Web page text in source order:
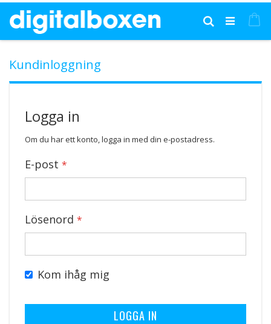
till
innehållet
Sök
Kundinloggning
Logga in
Om du har ett konto, logga in med din e-postadress.
E-post
Lösenord
Kom ihåg mig
LOGGA IN